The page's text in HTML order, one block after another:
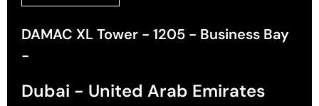
DAMAC XL Tower - 1205 - Business Bay
-
Dubai - United Arab Emirates